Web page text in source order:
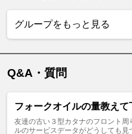
グループをもっと見る
Q&A・質問
フォークオイルの量教えて
友達の古い３型カタナのフロント
ルのサービスデータがどうしても